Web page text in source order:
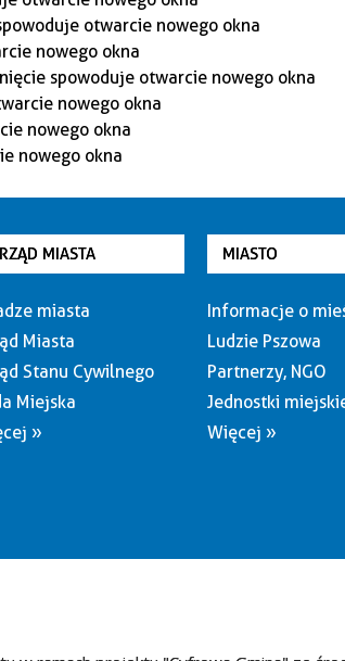
MIASTA
miasta
Miasta
Stanu Cywilnego
Miejska
»
MIASTO
Informacje o
Ludzie Pszowa
Partnerzy, NGO
Jednostki
Więcej »